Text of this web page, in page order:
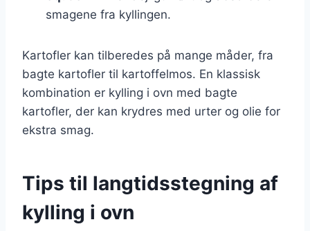
smagene fra kyllingen.
Kartofler kan tilberedes på mange måder, fra
bagte kartofler til kartoffelmos. En klassisk
kombination er kylling i ovn med bagte
kartofler, der kan krydres med urter og olie for
ekstra smag.
Tips til langtidsstegning af
kylling i ovn